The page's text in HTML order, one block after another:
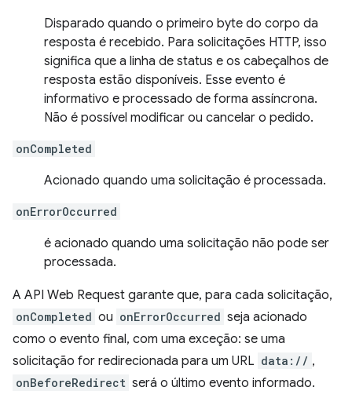
Disparado quando o primeiro byte do corpo da
resposta é recebido. Para solicitações HTTP, isso
significa que a linha de status e os cabeçalhos de
resposta estão disponíveis. Esse evento é
informativo e processado de forma assíncrona.
Não é possível modificar ou cancelar o pedido.
onCompleted
Acionado quando uma solicitação é processada.
onErrorOccurred
é acionado quando uma solicitação não pode ser
processada.
A API Web Request garante que, para cada solicitação,
onCompleted ou onErrorOccurred seja acionado
como o evento final, com uma exceção: se uma
solicitação for redirecionada para um URL data:// ,
onBeforeRedirect será o último evento informado.